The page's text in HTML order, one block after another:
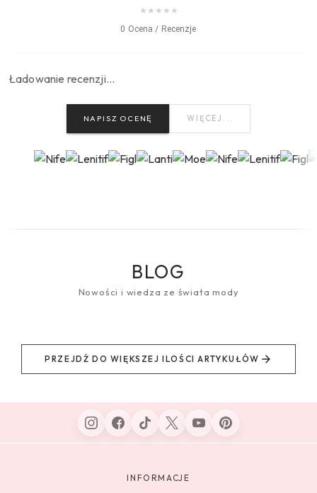
★ ★ ★ ★ ★
0 Ocena / Recenzje
Ładowanie recenzji…
NAPISZ OCENĘ WIĘCEJ...
BLOG
Nowości i wiedza ze świata mody
PRZEJDŹ DO WIĘKSZEJ ILOŚCI ARTYKUŁÓW
INFORMACJE